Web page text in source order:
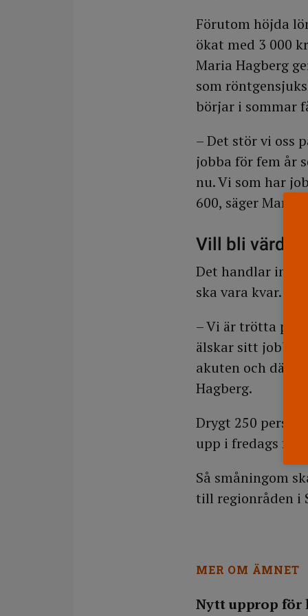
Förutom höjda
ökat med 3 000
Maria Hagberg
som
börjar i sommar
– Det stör vi oss
jobba för fem år
nu. Vi som har
600, säger Maria
Vill bli
Det handlar inte
ska vara kvar.
– Vi är trötta på
älskar sitt jobb.
akuten och där
Hagberg.
Drygt 250
upp i fredags
Så småningom
till regionråden i
MER OM ÄMNET
Nytt upprop för